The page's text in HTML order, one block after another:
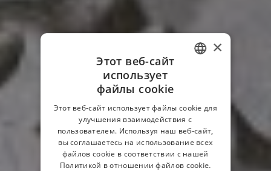
GERMAN
RUSSIAN
ENGLISH
×
Этот веб-сайт
использует
файлы cookie
Этот веб-сайт использует файлы cookie для
улучшения взаимодействия с
пользователем. Используя наш веб-сайт,
вы соглашаетесь на использование всех
файлов cookie в соответствии с нашей
Политикой в ​​отношении файлов cookie.